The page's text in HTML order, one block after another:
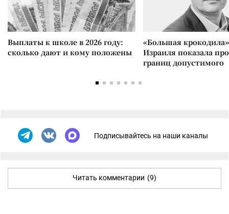
Выплаты к школе в 2026 году:
сколько дают и кому положены
«Большая
Израиля показала
границ допустимого
Подписывайтесь на наши каналы
Читать комментарии (9)